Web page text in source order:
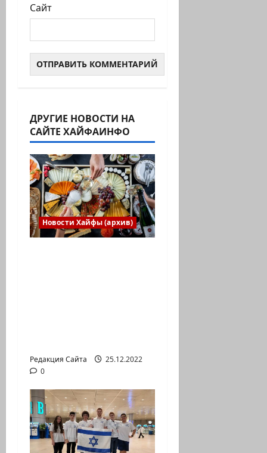
Сайт
ДРУГИЕ НОВОСТИ НА
САЙТЕ ХАЙФАИНФО
Новости Хайфы (архив)
Редакция Сайта
25.12.2022
0